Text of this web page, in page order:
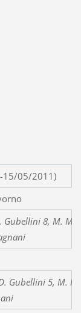
15/05/2011)
–
Gubellini 8, M.
Gubellini 5, M.